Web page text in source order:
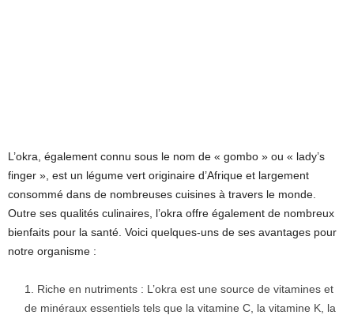
L’okra, également connu sous le nom de « gombo » ou « lady’s
finger », est un légume vert originaire d’Afrique et largement
consommé dans de nombreuses cuisines à travers le monde.
Outre ses qualités culinaires, l’okra offre également de nombreux
bienfaits pour la santé. Voici quelques-uns de ses avantages pour
notre organisme :
Riche en nutriments : L’okra est une source de vitamines et
de minéraux essentiels tels que la vitamine C, la vitamine K, la